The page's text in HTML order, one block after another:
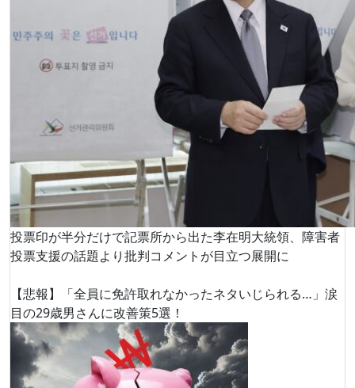
投票印が半分だけで記票所から出た李在明大統領、障害者
投票支援の話題より批判コメントが目立つ展開に
【悲報】「全員に免許取れなかったネタいじられる…」涙
目の29歳男さんに改善策5選！